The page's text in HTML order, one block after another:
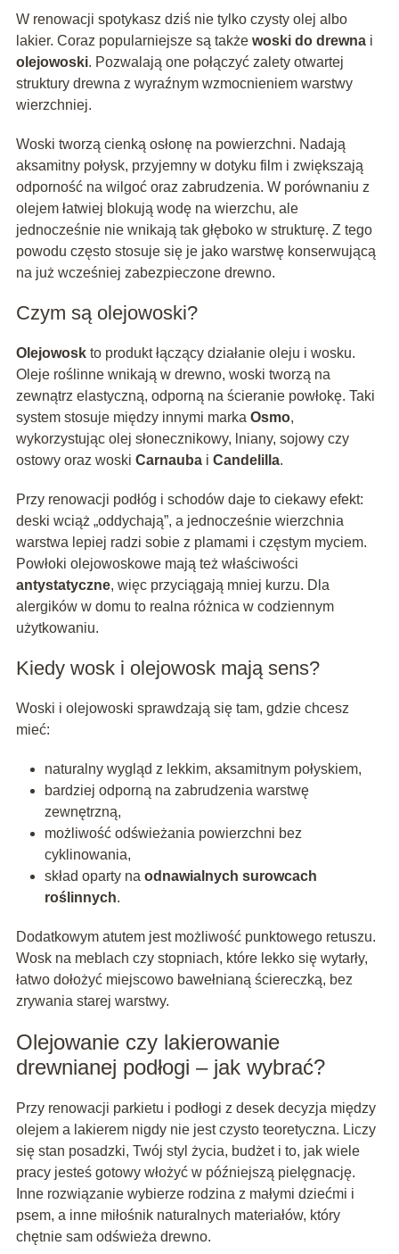
W renowacji spotykasz dziś nie tylko czysty olej albo
lakier. Coraz popularniejsze są także woski do drewnai
olejowoski. Pozwalają one połączyć zalety otwartej
struktury drewna z wyraźnym wzmocnieniem warstwy
wierzchniej.
Woski tworzą cienką osłonę na powierzchni. Nadają
aksamitny połysk, przyjemny w dotyku film i zwiększają
odporność na wilgoć oraz zabrudzenia. W porównaniu z
olejem łatwiej blokują wodę na wierzchu, ale
jednocześnie nie wnikają tak głęboko w strukturę. Z tego
powodu często stosuje się je jako warstwę konserwującą
na już wcześniej zabezpieczone drewno.
Czym są olejowoski?
Olejowoskto produkt łączący działanie oleju i wosku.
Oleje roślinne wnikają w drewno, woski tworzą na
zewnątrz elastyczną, odporną na ścieranie powłokę. Taki
system stosuje między innymi marka Osmo,
wykorzystując olej słonecznikowy, lniany, sojowy czy
ostowy oraz woski Carnaubai Candelilla.
Przy renowacji podłóg i schodów daje to ciekawy efekt:
deski wciąż „oddychają”, a jednocześnie wierzchnia
warstwa lepiej radzi sobie z plamami i częstym myciem.
Powłoki olejowoskowe mają też właściwości
antystatyczne, więc przyciągają mniej kurzu. Dla
alergików w domu to realna różnica w codziennym
użytkowaniu.
Kiedy wosk i olejowosk mają sens?
Woski i olejowoski sprawdzają się tam, gdzie chcesz
mieć:
naturalny wygląd z lekkim, aksamitnym połyskiem,
bardziej odporną na zabrudzenia warstwę
zewnętrzną,
możliwość odświeżania powierzchni bez
cyklinowania,
skład oparty na odnawialnych surowcach
roślinnych.
Dodatkowym atutem jest możliwość punktowego retuszu.
Wosk na meblach czy stopniach, które lekko się wytarły,
łatwo dołożyć miejscowo bawełnianą ściereczką, bez
zrywania starej warstwy.
Olejowanie czy lakierowanie
drewnianej podłogi – jak wybrać?
Przy renowacji parkietu i podłogi z desek decyzja między
olejem a lakierem nigdy nie jest czysto teoretyczna. Liczy
się stan posadzki, Twój styl życia, budżet i to, jak wiele
pracy jesteś gotowy włożyć w późniejszą pielęgnację.
Inne rozwiązanie wybierze rodzina z małymi dziećmi i
psem, a inne miłośnik naturalnych materiałów, który
chętnie sam odświeża drewno.